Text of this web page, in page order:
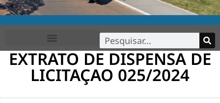
EXTRATO DE DISPENSA DE
LICITAÇAO 025/2024